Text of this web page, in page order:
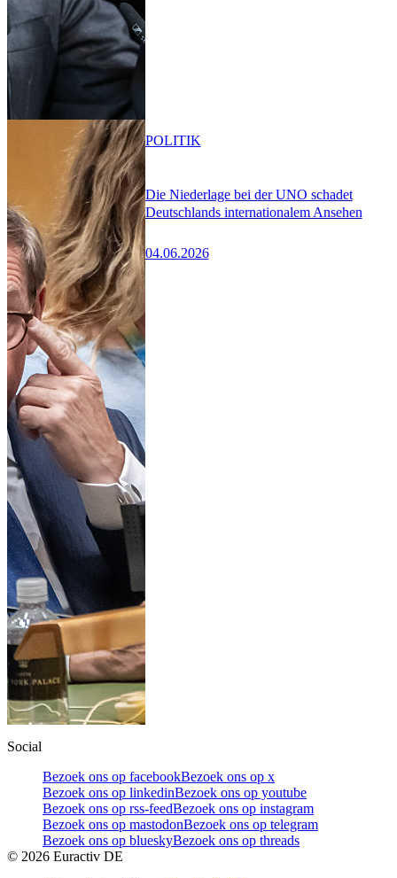
Die Niederlage bei der UNO schadet
Deutschlands internationalem Ansehen
04.06.2026
POLITIK
Social
Bezoek ons op facebookBezoek ons op x
Bezoek ons op linkedinBezoek ons op youtube
Bezoek ons op rss-feedBezoek ons op instagram
Bezoek ons op mastodonBezoek ons op telegram
Bezoek ons op blueskyBezoek ons op threads
© 2026 Euractiv DE